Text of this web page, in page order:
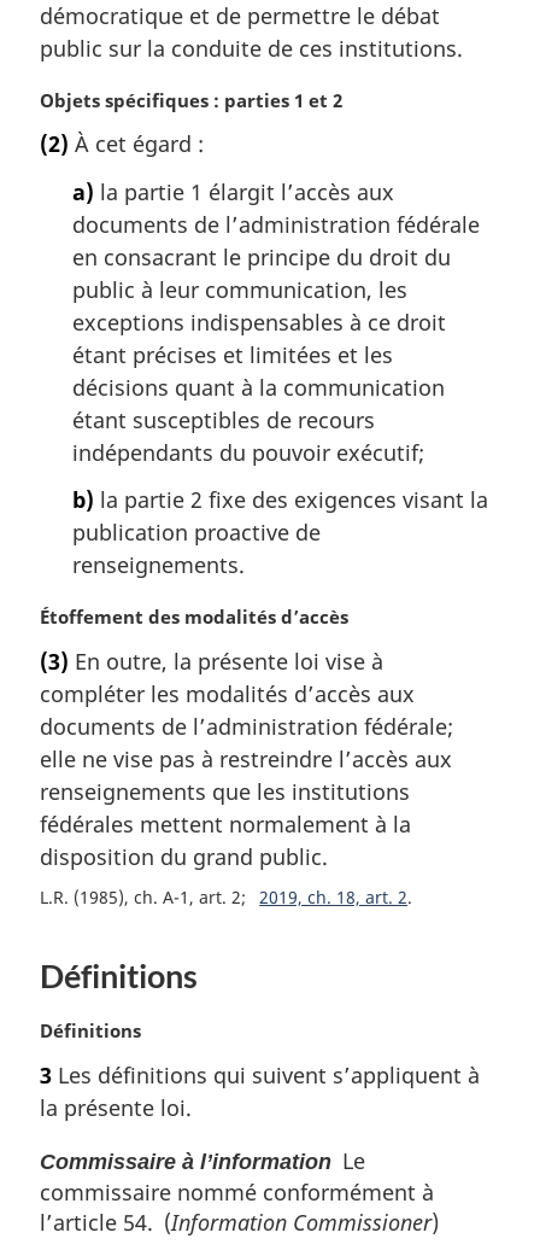
g
i
a
l
e
démocratique et de permettre le débat
public sur la conduite de ces institutions.
N
t
Objets spécifiques : parties 1 et 2
(2) À cet égard :
a) la partie 1 élargit l’accès aux
documents de l’administration fédérale
en consacrant le principe du droit du
public à leur communication, les
exceptions indispensables à ce droit
étant précises et limitées et les
décisions quant à la communication
étant susceptibles de recours
indépendants du pouvoir exécutif;
b) la partie 2 fixe des exigences visant la
publication proactive de
renseignements.
N
t
e
m
a
g
i
n
l
:
Étoffement des modalités d’accès
(3) En outre, la présente loi vise à
compléter les modalités d’accès aux
documents de l’administration fédérale;
elle ne vise pas à restreindre l’accès aux
renseignements que les institutions
fédérales mettent normalement à la
disposition du grand public.
L.R. (1985), ch. A-1, art. 2 2019, ch. 18, art. 2
Définitions
N
t
e
a
r
g
Définitions
3 Les définitions qui suivent s’appliquent à
la présente loi.
Commissaire à l’information Le
commissaire nommé conformément à
l’article 54. (Information Commissioner)